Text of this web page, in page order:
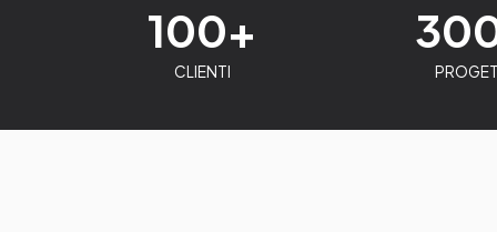
100+
CLIENTI